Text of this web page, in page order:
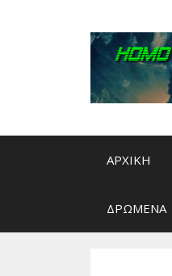
ΑΡΧΙΚΗ
ΔΡΩΜΕΝΑ